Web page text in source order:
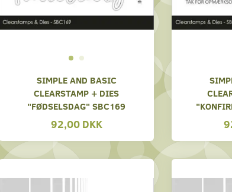
SIMPLE AND BASIC
CLEARSTAMP + DIES
"FØDSELSDAG" SBC169
92,00 DKK